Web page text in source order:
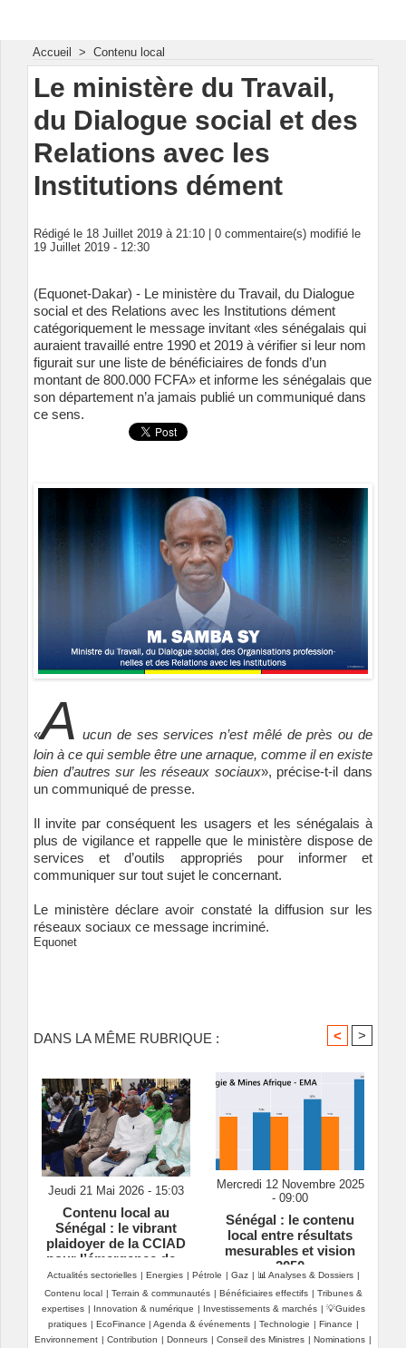
Accueil > Contenu local
Le ministère du Travail,
du Dialogue social et des
Relations avec les
Institutions dément
Rédigé le 18 Juillet 2019 à 21:10 | 0 commentaire(s) modifié le
19 Juillet 2019 - 12:30
(Equonet-Dakar) - Le ministère du Travail, du Dialogue
social et des Relations avec les Institutions dément
catégoriquement le message invitant «les sénégalais qui
auraient travaillé entre 1990 et 2019 à vérifier si leur nom
figurait sur une liste de bénéficiaires de fonds d’un
montant de 800.000 FCFA» et informe les sénégalais que
son département n’a jamais publié un communiqué dans
ce sens.
«A ucun de ses services n’est mêlé de près ou de
loin à ce qui semble être une arnaque, comme il en existe
bien d’autres sur les réseaux sociaux», précise-t-il dans
un communiqué de presse.
Il invite par conséquent les usagers et les sénégalais à
plus de vigilance et rappelle que le ministère dispose de
services et d’outils appropriés pour informer et
communiquer sur tout sujet le concernant.
Le ministère déclare avoir constaté la diffusion sur les
réseaux sociaux ce message incriminé.
Equonet
DANS LA MÊME RUBRIQUE : < >
Jeudi 21 Mai 2026 - 15:03
Contenu local au
Sénégal : le vibrant
plaidoyer de la CCIAD
pour l’émergence de «
champions nationaux »
Mercredi 12 Novembre 2025
- 09:00
Sénégal : le contenu
local entre résultats
mesurables et vision
2050
Actualités sectorielles | Energies | Pétrole | Gaz | 📊 Analyses & Dossiers |
Contenu local | Terrain & communautés | Bénéficiaires effectifs | Tribunes &
expertises | Innovation & numérique | Investissements & marchés | 💡Guides
pratiques | EcoFinance | Agenda & événements | Technologie | Finance |
Environnement | Contribution | Donneurs | Conseil des Ministres | Nominations |